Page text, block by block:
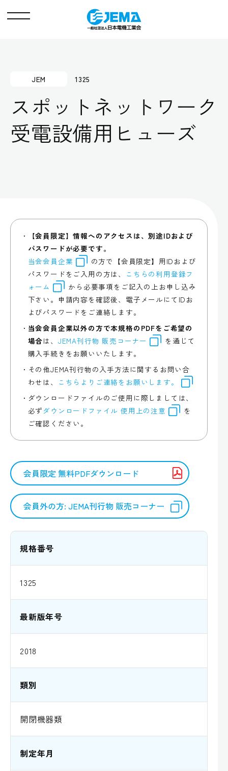
メ
JEM 1325
スポットネットワーク
受電設備用ヒューズ
【会員限定】情報へのアクセスは、別途IDおよび
パスワードが必要です。
当会会員企業
の方で【会員限定】用IDおよび
パスワードをご入用の方は、 こちらの利用登録フ
ォーム
から必要事項をご記入の上お申し込み
下さい。申請内容を確認後、電子メールにてIDお
よびパスワードをご連絡します。
当会会員企業以外の方で本規格のPDFをご希望の
場合は、 JEMA刊行物 販売コーナー
を通じて
購入手続きをお願いいたします。
その他JEMA刊行物の入手方法に関するお問い合
わせは、
こちらよりご連絡をお願いします。
ダウンロードファイルのご使用に際しましては、
必ず ダウンロードファイル 使用上の注意
を
ご確認ください。
会員限定 無料PDFダウンロード
会員外の方: JEMA刊行物 販売コーナー
規格番号
1325
最新版年号
2018
類別
開閉機器類
制定年月